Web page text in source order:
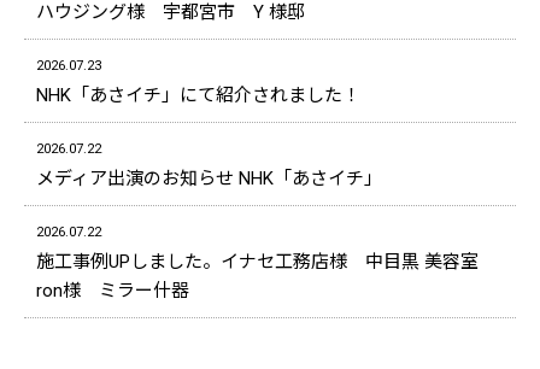
ハウジング様 宇都宮市 Y 様邸
2026.07.23
NHK「あさイチ」にて紹介されました！
2026.07.22
メディア出演のお知らせ NHK「あさイチ」
2026.07.22
施工事例UPしました。イナセ工務店様 中目黒 美容室
ron様 ミラー什器